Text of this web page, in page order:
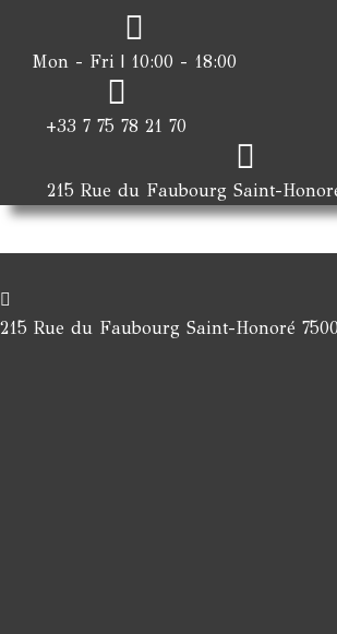
Mon - Fri | 10:00 - 18:00
+33 7 75 78 21 70
215 Rue du Faubourg Saint-
215 Rue du Faubourg Saint-Honoré